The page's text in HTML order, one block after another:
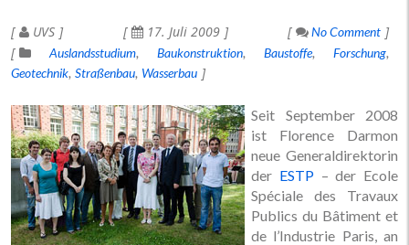
UVS 17. Juli 2009
No Comment
Auslandsstudium
Baukonstruktion Baustoffe
Forschung
Geotechnik Straßenbau Wasserbau
Seit September 2008
ist Florence Darmon
neue Generaldirektorin
der ESTP– der Ecole
Spéciale des Travaux
Publics du Bâtiment et
de l’Industrie Paris, an